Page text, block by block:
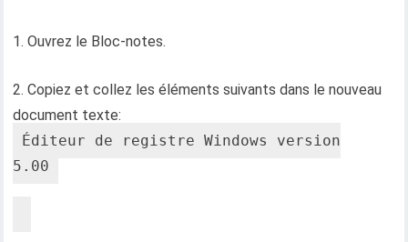
1. Ouvrez le Bloc-notes.
2. Copiez et collez les éléments suivants dans le nouveau
document texte:
Éditeur de registre Windows version
5.00